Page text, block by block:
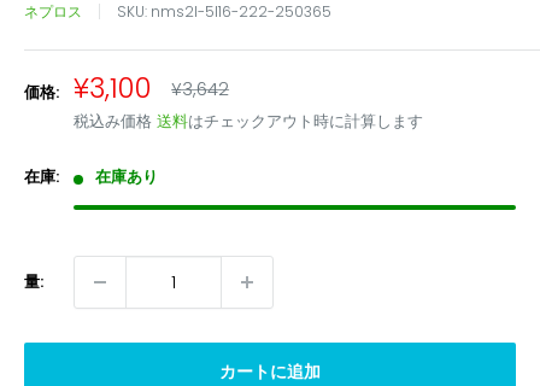
ネプロス SKU: nms2l-5l16-222-250365
価格: 販
売
価
格
¥3,100 通
価
¥3,642
税込み価格 送料はチェックアウト時に計算します
在庫: 在庫あり
量:
カートに追加